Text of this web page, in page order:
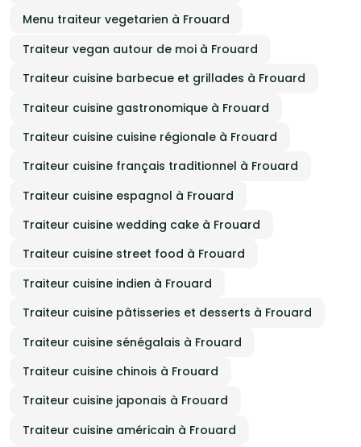
Menu traiteur vegetarien à Frouard
Traiteur vegan autour de moi à Frouard
Traiteur cuisine barbecue et grillades à Frouard
Traiteur cuisine gastronomique à Frouard
Traiteur cuisine cuisine régionale à Frouard
Traiteur cuisine français traditionnel à Frouard
Traiteur cuisine espagnol à Frouard
Traiteur cuisine wedding cake à Frouard
Traiteur cuisine street food à Frouard
Traiteur cuisine indien à Frouard
Traiteur cuisine pâtisseries et desserts à Frouard
Traiteur cuisine sénégalais à Frouard
Traiteur cuisine chinois à Frouard
Traiteur cuisine japonais à Frouard
Traiteur cuisine américain à Frouard